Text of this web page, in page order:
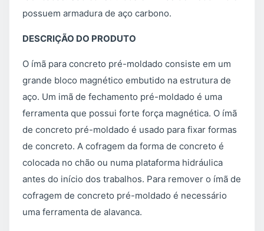
possuem armadura de aço carbono.
DESCRIÇÃO DO PRODUTO
O ímã para concreto pré-moldado consiste em um
grande bloco magnético embutido na estrutura de
aço. Um imã de fechamento pré-moldado é uma
ferramenta que possui forte força magnética. O ímã
de concreto pré-moldado é usado para fixar formas
de concreto. A cofragem da forma de concreto é
colocada no chão ou numa plataforma hidráulica
antes do início dos trabalhos. Para remover o ímã de
cofragem de concreto pré-moldado é necessário
uma ferramenta de alavanca.